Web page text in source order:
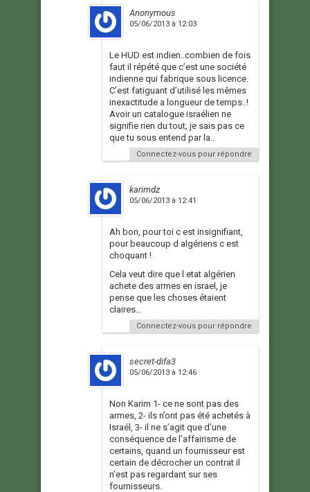
Anonymous
05/06/2013 à 12:03
Le HUD est indien..combien de fois
faut il répété que c’est une société
indienne qui fabrique sous licence.
C’est fatiguant d’utilisé les mêmes
inexactitude a longueur de temps..!
Avoir un catalogue israélien ne
signifie rien du tout, je sais pas ce
que tu sous entend par la..
Connectez-vous pour répondre
karimdz
05/06/2013 à 12:41
Ah bon, pour toi c est insignifiant,
pour beaucoup d algériens c est
choquant !
Cela veut dire que l etat algérien
achete des armes en israel, je
pense que les choses étaient
claires…
Connectez-vous pour répondre
secret-difa3
05/06/2013 à 12:46
Non Karim 1- ce ne sont pas des
armes, 2- ils n’ont pas été achetés à
Israél, 3- il ne s’agit que d’une
conséquence de l’affairisme de
certains, quand un fournisseur est
certain de décrocher un contrat il
n’est pas regardant sur ses
fournisseurs.